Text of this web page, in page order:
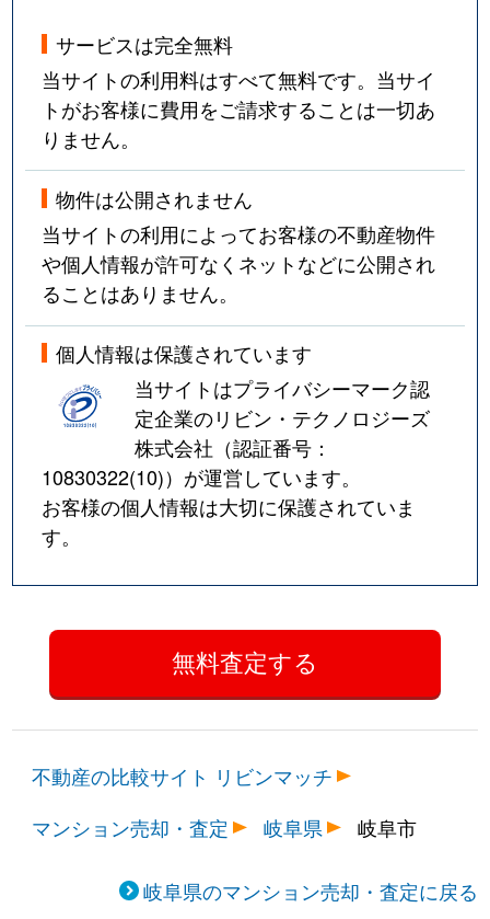
サービスは完全無料
当サイトの利用料はすべて無料です。当サイ
トがお客様に費用をご請求することは一切あ
りません。
物件は公開されません
当サイトの利用によってお客様の不動産物件
や個人情報が許可なくネットなどに公開され
ることはありません。
個人情報は保護されています
当サイトはプライバシーマーク認
定企業のリビン・テクノロジーズ
株式会社（認証番号：
10830322(10)）が運営しています。
お客様の個人情報は大切に保護されていま
す。
不動産の比較サイト リビンマッチ
マンション売却・査定
岐阜県 岐阜市
岐阜県のマンション売却・査定に戻る